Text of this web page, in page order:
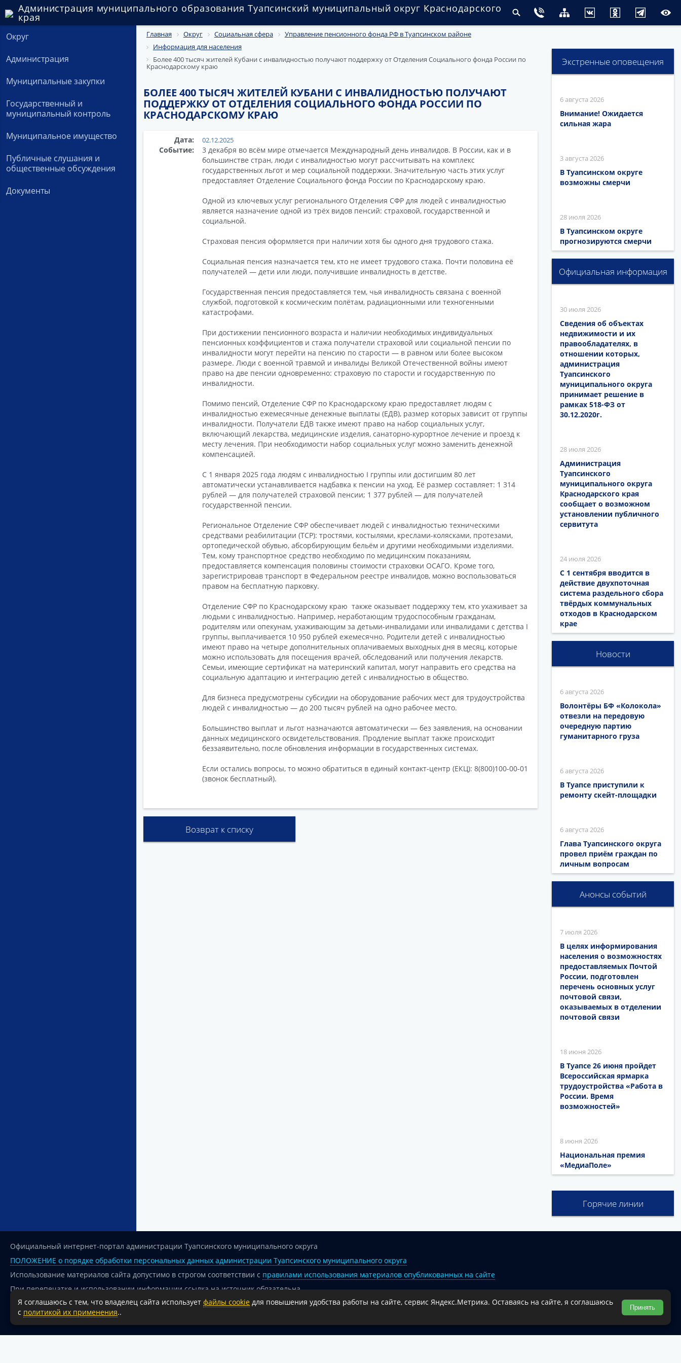
Администрация муниципального образования Туапсинский муниципальный округ Краснодарского
края
Округ
Администрация
Муниципальные закупки
Государственный и
муниципальный контроль
Муниципальное имущество
Публичные слушания и
общественные обсуждения
Документы
Главная Округ Социальная сфера
Управление пенсионного фонда РФ в Туапсинском районе
Информация для населения
Более 400 тысяч жителей Кубани с инвалидностью получают поддержку от Отделения Социального фонда России по
Краснодарскому краю
БОЛЕЕ 400 ТЫСЯЧ ЖИТЕЛЕЙ КУБАНИ С ИНВАЛИДНОСТЬЮ ПОЛУЧАЮТ
ПОДДЕРЖКУ ОТ ОТДЕЛЕНИЯ СОЦИАЛЬНОГО ФОНДА РОССИИ ПО
КРАСНОДАРСКОМУ КРАЮ
Дата: 02.12.2025
Событие:
3 декабря во всём мире отмечается Международный день инвалидов. В России, как и в
большинстве стран, люди с инвалидностью могут рассчитывать на комплекс
государственных льгот и мер социальной поддержки. Значительную часть этих услуг
предоставляет Отделение Социального фонда России по Краснодарскому краю.
Одной из ключевых услуг регионального Отделения СФР для людей с инвалидностью
является назначение одной из трёх видов пенсий: страховой, государственной и
социальной.
Страховая пенсия оформляется при наличии хотя бы одного дня трудового стажа.
Социальная пенсия назначается тем, кто не имеет трудового стажа. Почти половина её
получателей — дети или люди, получившие инвалидность в детстве.
Государственная пенсия предоставляется тем, чья инвалидность связана с военной
службой, подготовкой к космическим полётам, радиационными или техногенными
катастрофами.
При достижении пенсионного возраста и наличии необходимых индивидуальных
пенсионных коэффициентов и стажа получатели страховой или социальной пенсии по
инвалидности могут перейти на пенсию по старости — в равном или более высоком
размере. Люди с военной травмой и инвалиды Великой Отечественной войны имеют
право на две пенсии одновременно: страховую по старости и государственную по
инвалидности.
Помимо пенсий, Отделение СФР по Краснодарскому краю предоставляет людям с
инвалидностью ежемесячные денежные выплаты (ЕДВ), размер которых зависит от группы
инвалидности. Получатели ЕДВ также имеют право на набор социальных услуг,
включающий лекарства, медицинские изделия, санаторно-курортное лечение и проезд к
месту лечения. При необходимости набор социальных услуг можно заменить денежной
компенсацией.
С 1 января 2025 года людям с инвалидностью I группы или достигшим 80 лет
автоматически устанавливается надбавка к пенсии на уход. Её размер составляет: 1 314
рублей — для получателей страховой пенсии; 1 377 рублей — для получателей
государственной пенсии.
Региональное Отделение СФР обеспечивает людей с инвалидностью техническими
средствами реабилитации (ТСР): тростями, костылями, креслами-колясками, протезами,
ортопедической обувью, абсорбирующим бельём и другими необходимыми изделиями.
Тем, кому транспортное средство необходимо по медицинским показаниям,
предоставляется компенсация половины стоимости страховки ОСАГО. Кроме того,
зарегистрировав транспорт в Федеральном реестре инвалидов, можно воспользоваться
правом на бесплатную парковку.
Отделение СФР по Краснодарскому краю также оказывает поддержку тем, кто ухаживает за
людьми с инвалидностью. Например, неработающим трудоспособным гражданам,
родителям или опекунам, ухаживающим за детьми-инвалидами или инвалидами с детства I
группы, выплачивается 10 950 рублей ежемесячно. Родители детей с инвалидностью
имеют право на четыре дополнительных оплачиваемых выходных дня в месяц, которые
можно использовать для посещения врачей, обследований или получения лекарств.
Семьи, имеющие сертификат на материнский капитал, могут направить его средства на
социальную адаптацию и интеграцию детей с инвалидностью в общество.
Для бизнеса предусмотрены субсидии на оборудование рабочих мест для трудоустройства
людей с инвалидностью — до 200 тысяч рублей на одно рабочее место.
Большинство выплат и льгот назначаются автоматически — без заявления, на основании
данных медицинского освидетельствования. Продление выплат также происходит
беззаявительно, после обновления информации в государственных системах.
Если остались вопросы, то можно обратиться в единый контакт-центр (ЕКЦ): 8(800)100-00-01
(звонок бесплатный).
Возврат к списку
Экстренные оповещения
6 августа 2026
Внимание! Ожидается
сильная жара
3 августа 2026
В Туапсинском округе
возможны смерчи
28 июля 2026
В Туапсинском округе
прогнозируются смерчи
Официальная информация
30 июля 2026
Сведения об объектах
недвижимости и их
правообладателях, в
отношении которых,
администрация
Туапсинского
муниципального округа
принимает решение в
рамках 518-ФЗ от
30.12.2020г.
28 июля 2026
Администрация
Туапсинского
муниципального округа
Краснодарского края
сообщает о возможном
установлении публичного
сервитута
24 июля 2026
С 1 сентября вводится в
действие двухпоточная
система раздельного сбора
твёрдых коммунальных
отходов в Краснодарском
крае
Новости
6 августа 2026
Волонтёры БФ «Колокола»
отвезли на передовую
очередную партию
гуманитарного груза
6 августа 2026
В Туапсе приступили к
ремонту скейт-площадки
6 августа 2026
Глава Туапсинского округа
провел приём граждан по
личным вопросам
Анонсы событий
7 июля 2026
В целях информирования
населения о возможностях
предоставляемых Почтой
России, подготовлен
перечень основных услуг
почтовой связи,
оказываемых в отделении
почтовой связи
18 июня 2026
В Туапсе 26 июня пройдет
Всероссийская ярмарка
трудоустройства «Работа в
России. Время
возможностей»
8 июня 2026
Национальная премия
«МедиаПоле»
Горячие линии
Официальный интернет-портал администрации Туапсинского муниципального округа
ПОЛОЖЕНИЕ о порядке обработки персональных данных администрации Туапсинского муниципального округа
Использование материалов сайта допустимо в строгом соответствии с правилами использования материалов опубликованных на сайте
При перепечатке и использовании информации ссылка на источник обязательна.
Для сайтов и страниц сети Интернет обязательна активная гиперссылка на официальный интернет-портал администрации Туапсинского муниципального округа.
18+
Я соглашаюсь с тем, что владелец сайта использует файлы cookie для повышения удобства работы на сайте, сервис Яндекс.Метрика. Оставаясь на сайте, я соглашаюсь
с политикой их применения.. Принять